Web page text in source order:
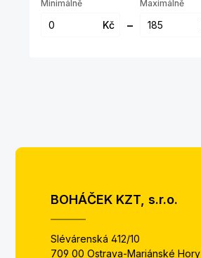
Minimálně
Kč –
Maximálně
BOHÁČEK KZT, s.r.o.
Slévárenská 412/10
709 00 Ostrava-Mariánské Hory